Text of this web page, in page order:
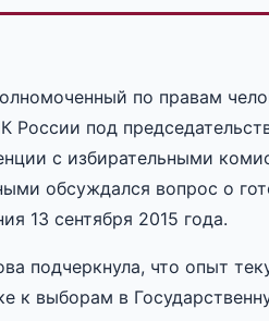
по правам
России под
с избирательными
обсуждался вопрос о
13 сентября 2015 года.
подчеркнула, что опыт
к выборам в